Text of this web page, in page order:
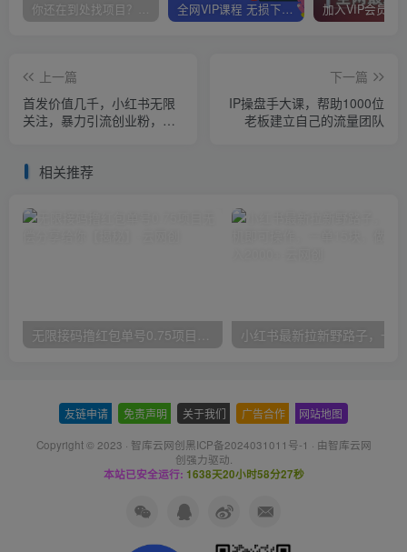
你还在到处找项目？还在当韭菜？我靠卖项目一个月收入5万+，曾经我也是个失败者。 全网VIP课程 无损下载~
上一篇
首发价值几千，小红书无限
关注，暴力引流创业粉，精
下一篇
IP操盘手大课，帮助1000位
老板建立自己的流量团队
相关推荐
无限接码撸红包单号0.75项目无偿分享给你【揭秘】
友链申请 免责声明 关于我们 广告合作 网站地图
Copyright © 2023 · 智库云网创黑ICP备2024031011号-1 · 由智库云网
创强力驱动.
本站已安全运行: 1638天20小时58分27秒